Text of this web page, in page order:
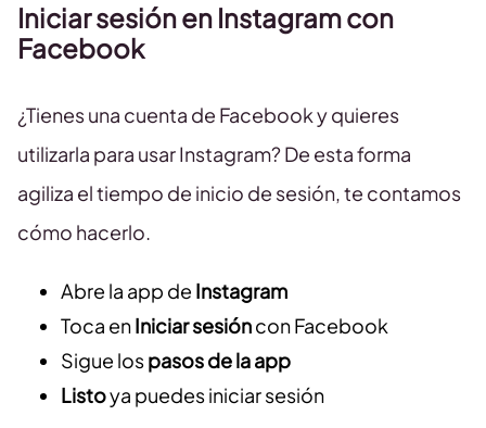
Iniciar sesión en Instagram con
Facebook
¿Tienes una cuenta de Facebook y quieres
utilizarla para usar Instagram? De esta forma
agiliza el tiempo de inicio de sesión, te contamos
cómo hacerlo.
Abre la app de Instagram
Toca enIniciar sesióncon Facebook
Sigue lospasos de la app
Listoya puedes iniciar sesión